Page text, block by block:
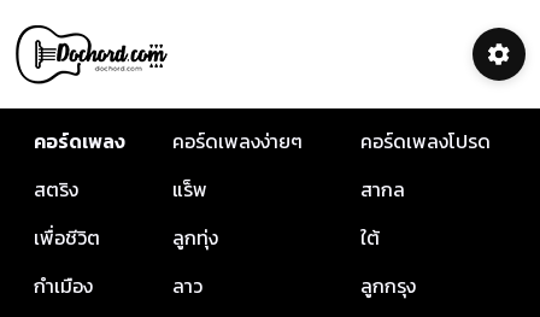
คอร์ดเพลง คอร์ดเพลงง่ายๆ
คอร์ดเพลงโปรด
สตริง
แร็พ
สากล
เพื่อชีวิต
ลูกทุ่ง
ใต้
กำเมือง
ลาว
ลูกกรุง